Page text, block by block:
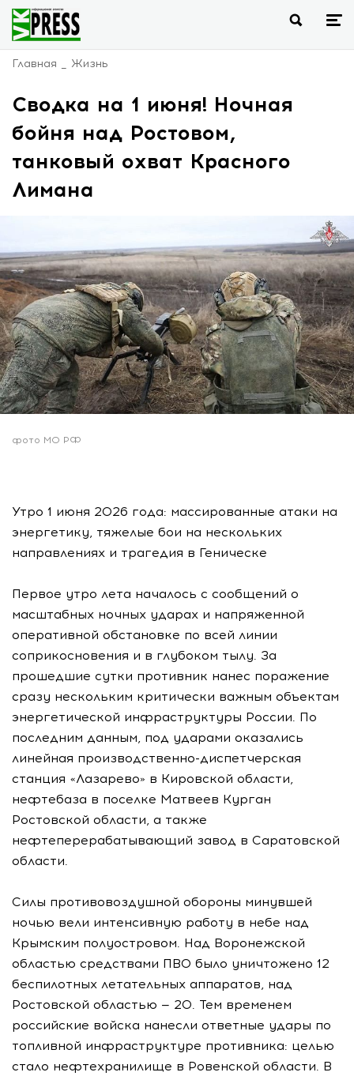
Главная Жизнь
Сводка на 1 июня! Ночная
бойня над Ростовом,
танковый охват Красного
Лимана
фото МО РФ
Утро 1 июня 2026 года: массированные атаки на
энергетику, тяжелые бои на нескольких
направлениях и трагедия в Геническе
Первое утро лета началось с сообщений о
масштабных ночных ударах и напряженной
оперативной обстановке по всей линии
соприкосновения и в глубоком тылу. За
прошедшие сутки противник нанес поражение
сразу нескольким критически важным объектам
энергетической инфраструктуры России. По
последним данным, под ударами оказались
линейная производственно-диспетчерская
станция «Лазарево» в Кировской области,
нефтебаза в поселке Матвеев Курган
Ростовской области, а также
нефтеперерабатывающий завод в Саратовской
области.
Силы противовоздушной обороны минувшей
ночью вели интенсивную работу в небе над
Крымским полуостровом. Над Воронежской
областью средствами ПВО было уничтожено 12
беспилотных летательных аппаратов, над
Ростовской областью — 20. Тем временем
российские войска нанесли ответные удары по
топливной инфраструктуре противника: целью
стало нефтехранилище в Ровенской области. В